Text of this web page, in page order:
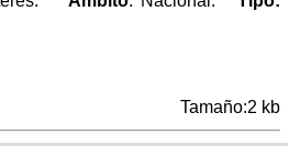
Tamaño:2 kb